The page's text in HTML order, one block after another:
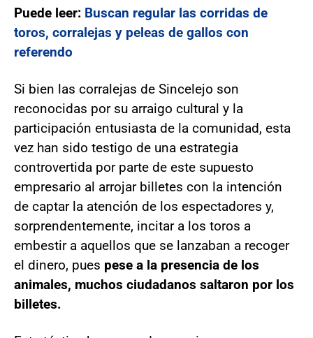
Puede leer: Buscan regular las corridas de
toros, corralejas y peleas de gallos con
referendo
Si bien las corralejas de Sincelejo son
reconocidas por su arraigo cultural y la
participación entusiasta de la comunidad, esta
vez han sido testigo de una estrategia
controvertida por parte de este supuesto
empresario al arrojar billetes con la intención
de captar la atención de los espectadores y,
sorprendentemente, incitar a los toros a
embestir a aquellos que se lanzaban a recoger
el dinero, pues pese a la presencia de los
animales, muchos ciudadanos saltaron por los
billetes.